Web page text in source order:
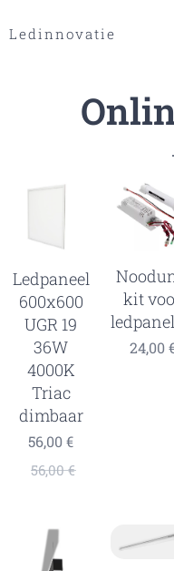
Ledinnovatie
Ledpaneel
600x600
UGR 19
36W
4000K
Triac
dimbaar
56,00€
56,00€
kit
24,00